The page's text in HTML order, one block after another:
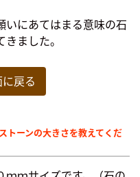
いにあてはまる意味の石
ました。
戻る
トーンの大きさを教えてくだ